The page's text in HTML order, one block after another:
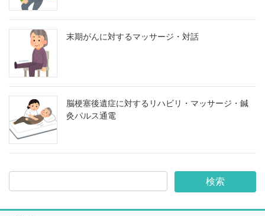
末期がんに対するマッサージ・対話
脳梗塞後遺症に対するリハビリ・マッサージ・鍼
灸パルス通電